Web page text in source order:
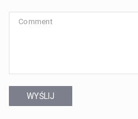
WYŚLIJ